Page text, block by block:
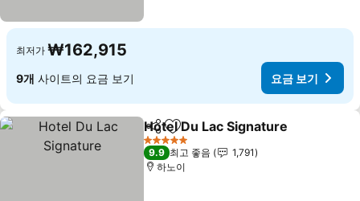
최저가 ₩162,915
9개 사이트의 요금 보기 요금 보기
공유 즐겨찾기에 추가
Hotel Du Lac Signature
5 성급
9.9 최고 좋음
1,791
하노이